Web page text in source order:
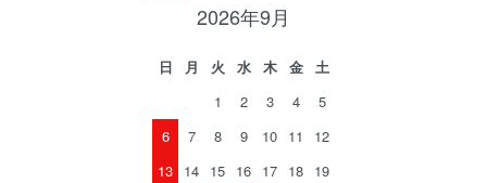
2026年9月
日 月 火 水 木 金
土
1
2 3 4
5
6
7 8 9 10 11
12
13 14 15 16 17 18 19